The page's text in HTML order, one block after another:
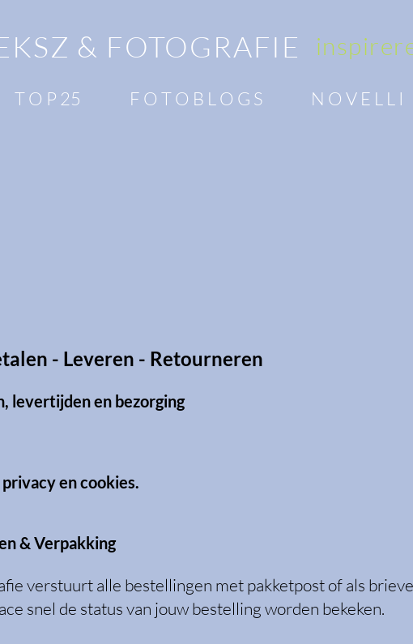
& FOTOGRAFIE
T O P 25 F O T O B L O G S N O V E L L I
- Leveren - Retourneren
levertijden en bezorging
en cookies.
& Verpakking
verstuurt alle bestellingen met pakketpost of als
snel de status van jouw bestelling worden bekeken.